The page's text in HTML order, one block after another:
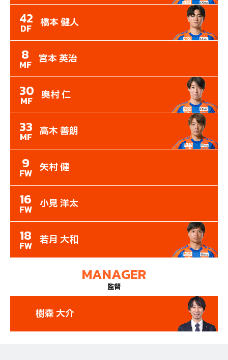
42
DF 橋本 健人
8
MF 宮本 英治
30
MF 奥村 仁
33
MF 高木 善朗
9
FW 矢村 健
16
FW 小見 洋太
18
FW 若月 大和
MANAGER
監督
樹森 大介